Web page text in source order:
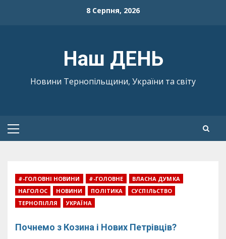
8 Серпня, 2026
Наш ДЕНЬ
Новини Тернопільщини, України та світу
Primary
#-ГОЛОВНІ НОВИНИ #-ГОЛОВНЕ
ВЛАСНА ДУМКА
НАГОЛОС
НОВИНИ ПОЛІТИКА
СУСПІЛЬСТВО
ТЕРНОПІЛЛЯ
УКРАЇНА
Почнемо з Козина і Нових Петрівців?